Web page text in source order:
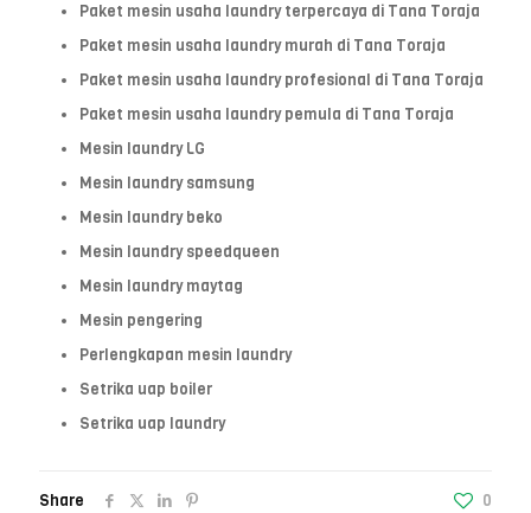
Paket mesin usaha laundry terpercaya di Tana Toraja
Paket mesin usaha laundry murah di Tana Toraja
Paket mesin usaha laundry profesional di Tana Toraja
Paket mesin usaha laundry pemula di Tana Toraja
Mesin laundry LG
Mesin laundry samsung
Mesin laundry beko
Mesin laundry speedqueen
Mesin laundry maytag
Mesin pengering
Perlengkapan mesin laundry
Setrika uap boiler
Setrika uap laundry
Share 0